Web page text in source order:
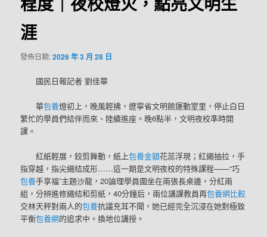
涯
發佈日期:2026 年 3 月 28 日
國民日報記者 劉佳華
華包養燈初上，晚風輕拂，遼寧省文明館運動室里，停止白日
繁忙的學員們結伴而來、陸續進座。晚6點半，文明夜校準時開
課。
紅紙輕展，鉸剪舞動，紙上包養金額花蕊浮現；紅繩抽拉，手
指穿越，指尖繩結成形……這一期是文明夜校的特殊課程——“巧
包養手享福”主題沙龍，20論理學員圍坐在兩張長桌邊，分紅兩
組，分辨進修繩結和剪紙，40分鐘后，兩位講課教員再包養網比較
交林天秤對兩人的包養抗議充耳不聞，她已經完全沉浸在她對極致
平衡包養網的追求中。換地位講授。